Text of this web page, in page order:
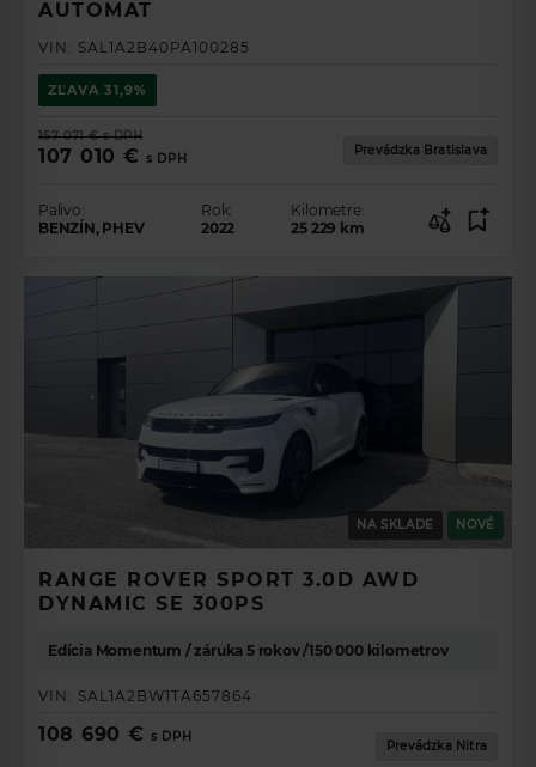
AUTOMAT
VIN: SAL1A2B40PA100285
ZĽAVA 31,9%
157 071 € s DPH
107 010 € s DPH
Prevádzka Bratislava
Palivo:
BENZÍN, PHEV
Rok:
2022
Kilometre:
25 229 km
NA SKLADE NOVÉ
RANGE ROVER SPORT 3.0D AWD
DYNAMIC SE 300PS
Edícia Momentum / záruka 5 rokov /150 000 kilometrov
VIN: SAL1A2BW1TA657864
108 690 € s DPH
Prevádzka Nitra